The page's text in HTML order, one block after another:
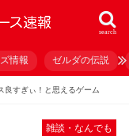
search
情報 ゼルダの伝説
良すぎぃ！と思えるゲーム
雑談・なんでも